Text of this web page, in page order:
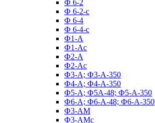
Ф 6-2
Ф 6-2-с
Ф 6-4
Ф 6-4-с
Ф1-А
Ф1-Ас
Ф2-А
Ф2-Ас
Ф3-А; Ф3-А-350
Ф4-А; Ф4-А-350
Ф5-А; Ф5А-48; Ф5-А-350
Ф6-А; Ф6-А-48; Ф6-А-350
Ф3-АМ
Ф3-АМс